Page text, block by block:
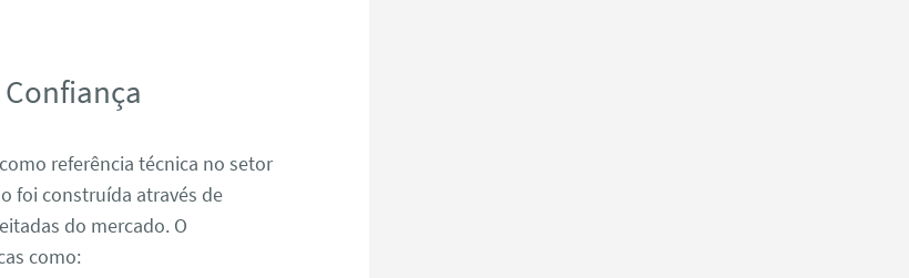
referência técnica no setor
foi construída através de
do mercado. O
como: